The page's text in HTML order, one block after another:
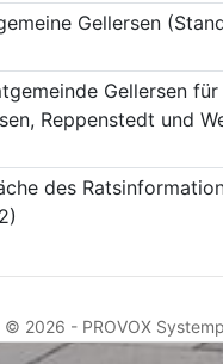
Gellersen
Gellersen
Reppenstedt und
des
© 2026 - PROVOX